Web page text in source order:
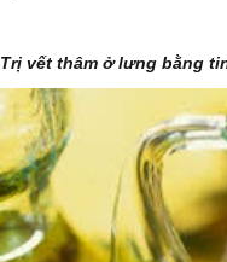
Trị vết thâm ở lưng bằng